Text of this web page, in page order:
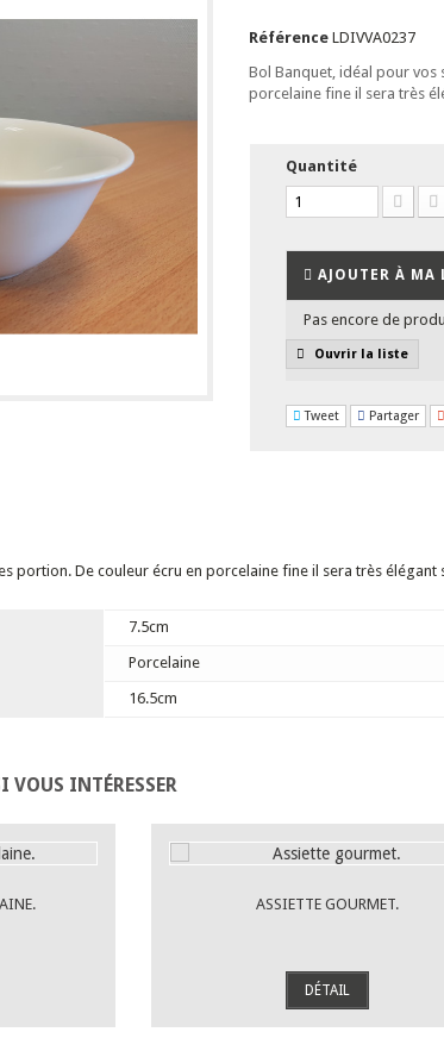
Référence LDIVVA0237
Bol Banquet, idéal pour vos
porcelaine fine il sera très
Quantité
AJOUTER À MA
Pas encore de
Ouvrir la liste
Tweet Partager
portion. De couleur écru en porcelaine fine il sera très élégant
7.5cm
Porcelaine
16.5cm
VOUS INTÉRESSER
ASSIETTE GOURMET.
DÉTAIL